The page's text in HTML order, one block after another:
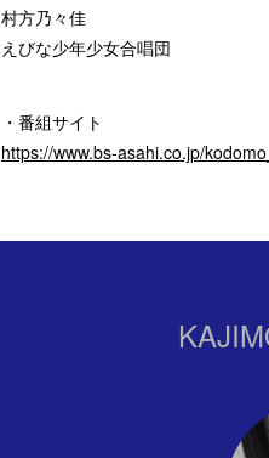
村方乃々佳
えびな少年少女合唱団
・番組サイト
https://www.bs-asahi.co.jp/